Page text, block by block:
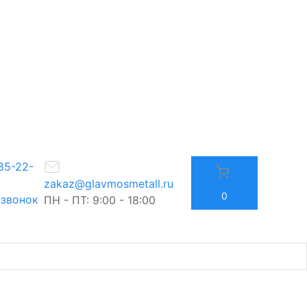
22-
zakaz@glavmosmetall.ru
ПН - ПТ: 9:00 - 18:00
0